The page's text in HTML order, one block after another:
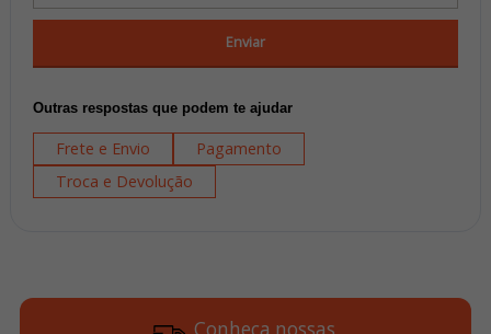
Enviar
Outras respostas que podem te ajudar
Frete e Envio
Pagamento
Troca e Devolução
Conheça nossas